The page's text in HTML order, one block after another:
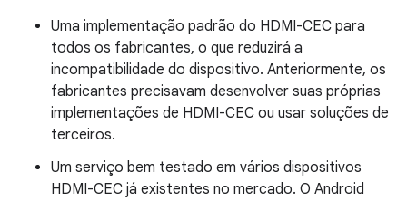
Uma implementação padrão do HDMI-CEC para
todos os fabricantes, o que reduzirá a
incompatibilidade do dispositivo. Anteriormente, os
fabricantes precisavam desenvolver suas próprias
implementações de HDMI-CEC ou usar soluções de
terceiros.
Um serviço bem testado em vários dispositivos
HDMI-CEC já existentes no mercado. O Android